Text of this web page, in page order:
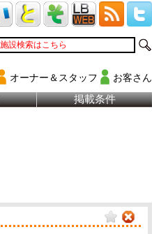
オーナー＆スタッフ お客さん
掲載条件